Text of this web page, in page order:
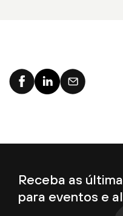
Receba as
para eventos e